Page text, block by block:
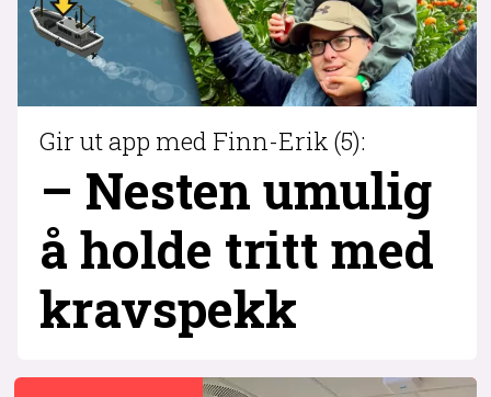
Gir ut app med Finn-Erik (5):
– Nesten umulig
å holde tritt med
krav­spekk